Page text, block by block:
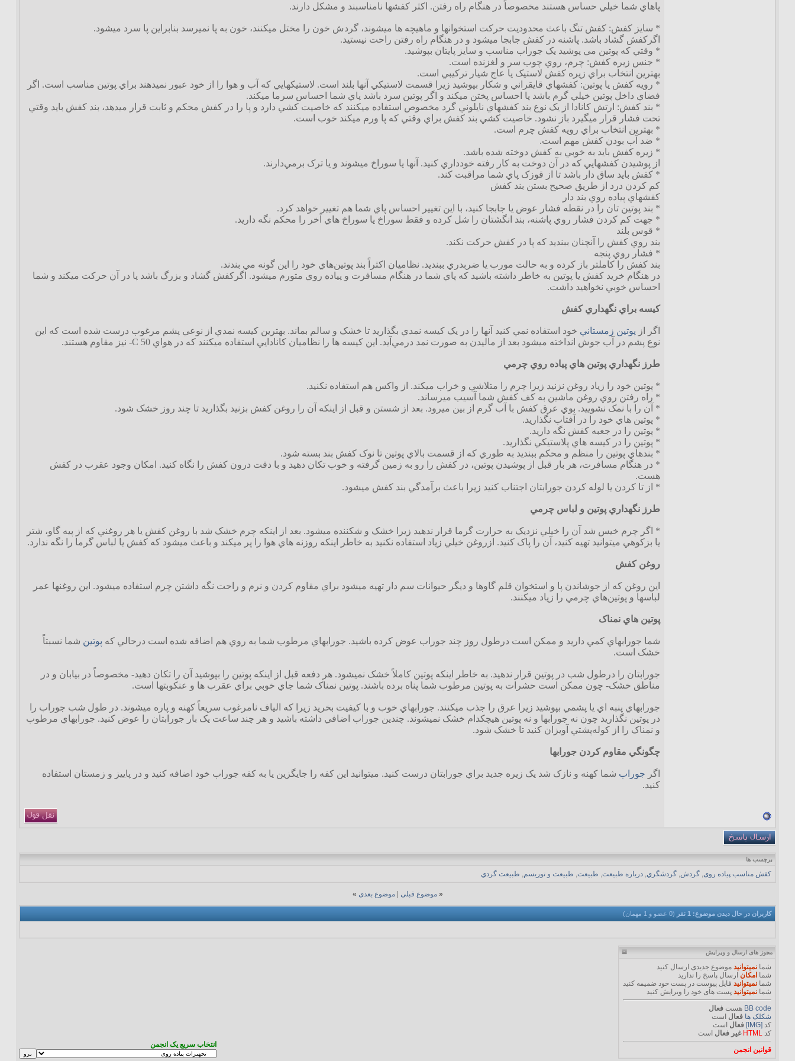
پاهاي شما خيلي حساس هستند مخصوصاً در هنگام راه رفتن. اکثر کفشها نامناسبند و مشکل دارند.
* سايز کفش: کفش تنگ باعث محدوديت حرکت استخوانها و ماهيچه ها ميشوند، گردش خون را مختل ميکنند، خون به پا نميرسد بنابراين پا سرد ميشود.
اگرکفش گشاد باشد. پاشنه در کفش جابجا ميشود و در هنگام راه رفتن راحت نيستيد.
* وقتي که پوتين مي پوشيد يک جوراب مناسب و سايز پايتان بپوشيد.
* جنس زيره کفش: چرم، روي چوب سر و لغزنده است.
بهترين انتخاب براي زيره کفش لاستيک يا عاج شيار ترکيبي است.
* رويه کفش يا پوتين: کفشهاي قايقراني و شکار بپوشيد زيرا قسمت لاستيکي آنها بلند است. لاستيکهايي که آب و هوا را از خود عبور نميدهند براي پوتين مناسب است. اگر
فضاي داخل پوتين خيلي گرم باشد پا احساس پختن ميکند و اگر پوتين سرد باشد پاي شما احساس سرما ميکند.
* بند کفش: ارتش کانادا از يک نوع بند کفشهاي نايلوني گرد مخصوص استفاده ميکنند که خاصيت کشي دارد و پا را در کفش محکم و ثابت قرار ميدهد، بند کفش بايد وقتي
تحت فشار قرار ميگيرد باز نشود. خاصيت کشي بند کفش براي وقتي که پا ورم ميکند خوب است.
* بهترين انتخاب براي رويه کفش چرم است.
* ضد آب بودن کفش مهم است.
* زيره کفش بايد به خوبي به کفش دوخته شده باشد.
از پوشيدن کفشهايي که در آن دوخت به کار رفته خودداري کنيد. آنها يا سوراخ ميشوند و يا ترک برمي‌دارند.
* کفش بايد ساق دار باشد تا از قوزک پاي شما مراقبت کند.
کم کردن درد از طريق صحيح بستن بند کفش
کفشهاي پياده روي بند دار
* بند پوتين تان را در نقطه فشار عوض يا جابجا کنيد، با اين تغيير احساس پاي شما هم تغيير خواهد کرد.
* جهت کم کردن فشار روي پاشنه، بند انگشتان را شل کرده و فقط سوراخ يا سوراخ هاي آخر را محکم نگه داريد.
* قوس بلند
بند روي کفش را آنچنان ببنديد که پا در کفش حرکت نکند.
* فشار روي پنجه
بند کفش را کاملتر باز کرده و به حالت مورب يا ضربدري ببنديد. نظاميان اکثراً بند پوتين‌هاي خود را اين گونه مي بندند.
در هنگام خريد کفش يا پوتين به خاطر داشته باشيد که پاي شما در هنگام مسافرت و پياده روي متورم ميشود. اگرکفش گشاد و بزرگ باشد پا در آن حرکت ميکند و شما
احساس خوبي نخواهيد داشت.
کيسه براي نگهداري کفش
اگر از پوتين زمستاني خود استفاده نمي کنيد آنها را در يک کيسه نمدي بگذاريد تا خشک و سالم بماند. بهترين کيسه نمدي از نوعي پشم مرغوب درست شده است که اين
نوع پشم در آب جوش انداخته ميشود بعد از ماليدن به صورت نمد درمي‌آيد. اين کيسه ها را نظاميان کانادايي استفاده ميکنند که در هواي C 50- نيز مقاوم هستند.
طرز نگهداري پوتين هاي پياده روي چرمي
* پوتين خود را زياد روغن نزنيد زيرا چرم را متلاشي و خراب ميکند. از واکس هم استفاده نکنيد.
* راه رفتن روي روغن ماشين به کف کفش شما آسيب ميرساند.
* آن را با نمک نشوييد. بوي عرق کفش با آب گرم از بين ميرود. بعد از شستن و قبل از اينکه آن را روغن کفش بزنيد بگذاريد تا چند روز خشک شود.
* پوتين هاي خود را در آفتاب نگذاريد.
* پوتين را در جعبه کفش نگه داريد.
* پوتين را در کيسه هاي پلاستيکي نگذاريد.
* بندهاي پوتين را منظم و محکم ببنديد به طوري که از قسمت بالاي پوتين تا نوک کفش بند بسته شود.
* در هنگام مسافرت، هر بار قبل از پوشيدن پوتين، در کفش را رو به زمين گرفته و خوب تکان دهيد و با دقت درون کفش را نگاه کنيد. امکان وجود عقرب در کفش
هست.
* از تا کردن يا لوله کردن جورابتان اجتناب کنيد زيرا باعث برآمدگي بند کفش ميشود.
طرز نگهداري پوتين و لباس چرمي
* اگر چرم خيس شد آن را خيلي نزديک به حرارت گرما قرار ندهيد زيرا خشک و شکننده ميشود. بعد از اينکه چرم خشک شد با روغن کفش يا هر روغني که از پيه گاو، شتر
يا بزکوهي ميتوانيد تهيه کنيد، آن را پاک کنيد. ازروغن خيلي زياد استفاده نکنيد به خاطر اينکه روزنه هاي هوا را پر ميکند و باعث ميشود که کفش يا لباس گرما را نگه ندارد.
روغن کفش
اين روغن که از جوشاندن پا و استخوان قلم گاوها و ديگر حيوانات سم دار تهيه ميشود براي مقاوم کردن و نرم و راحت نگه داشتن چرم استفاده ميشود. اين روغنها عمر
لباسها و پوتين‌هاي چرمي را زياد ميکنند.
پوتين هاي نمناک
شما جورابهاي کمي داريد و ممکن است درطول روز چند جوراب عوض کرده باشيد. جورابهاي مرطوب شما به روي هم اضافه شده است درحالي که پوتين شما نسبتاً
خشک است.
جورابتان را درطول شب در پوتين قرار ندهيد. به خاطر اينکه پوتين کاملاً خشک نميشود. هر دفعه قبل از اينکه پوتين را بپوشيد آن را تکان دهيد- مخصوصاً در بيابان و در
مناطق خشک- چون ممکن است حشرات به پوتين مرطوب شما پناه برده باشند. پوتين نمناک شما جاي خوبي براي عقرب ها و عنکوبتها است.
جورابهاي پنبه اي يا پشمي بپوشيد زيرا عرق را جذب ميکنند. جورابهاي خوب و با کيفيت بخريد زيرا که الياف نامرغوب سريعاً کهنه و پاره ميشوند. در طول شب جوراب را
در پوتين نگذاريد چون نه جورابها و نه پوتين هيچکدام خشک نميشوند. چندين جوراب اضافي داشته باشيد و هر چند ساعت يک بار جورابتان را عوض کنيد. جورابهاي مرطوب
و نمناک را از کوله‌پشتي آويزان کنيد تا خشک شود.
چگونگي مقاوم کردن جورابها
اگر جوراب شما کهنه و نازک شد يک زيره جديد براي جورابتان درست کنيد. ميتوانيد اين کفه را جايگزين يا به کفه جوراب خود اضافه کنيد و در پاييز و زمستان استفاده
کنيد.
برچسب ها
کفش مناسب پیاده روی, گردش, گردشگري, درباره طبيعت, طبيعت, طبيعت و توريسم, طبيعت گردي
« موضوع قبلی |موضوع بعدی »
کاربران در حال دیدن موضوع: 1 نفر (0 عضو و 1 مهمان)
مجوز های ارسال و ویرایش
شما نمیتوانیدموضوع جدیدی ارسال کنید
شما امکانارسال پاسخ را ندارید
شما نمیتوانیدفایل پیوست در پست خود ضمیمه کنید
شما نمیتوانیدپست های خود را ویرایش کنید
BB code هست فعال
شکلک ها فعال است
کد [IMG] فعال است
کد HTML غیر فعال است
قوانین انجمن
انتخاب سریع یک انجمن